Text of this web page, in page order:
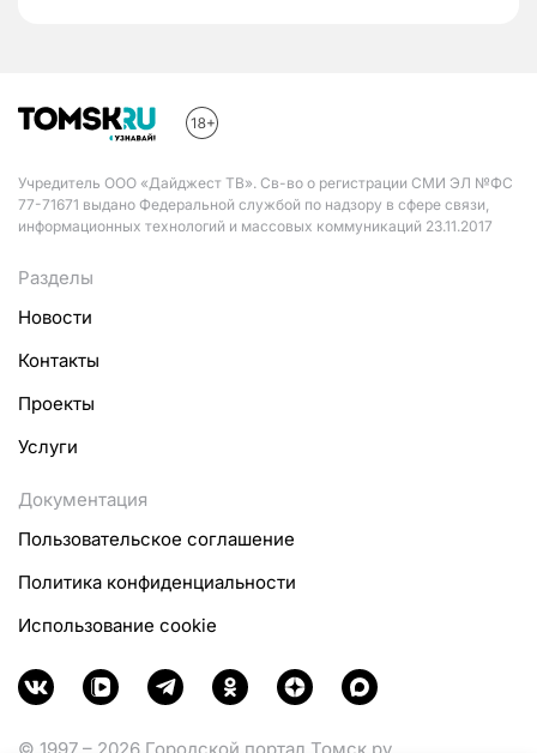
Учредитель ООО «Дайджест ТВ». Св-во о регистрации СМИ ЭЛ №ФС
77-71671 выдано Федеральной службой по надзору в сфере связи,
информационных технологий и массовых коммуникаций 23.11.2017
Разделы
Новости
Контакты
Проекты
Услуги
Документация
Пользовательское соглашение
Политика конфиденциальности
Использование cookie